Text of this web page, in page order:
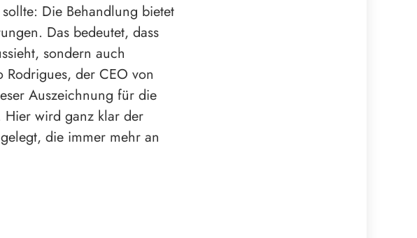
Die Behandlung bietet
Das bedeutet, dass
sondern auch
der CEO von
Auszeichnung für die
Hier wird ganz klar der
die immer mehr an